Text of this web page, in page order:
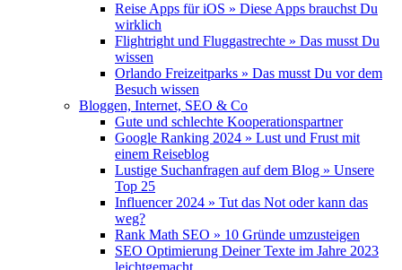
Reise Apps für iOS » Diese Apps brauchst Du
wirklich
Flightright und Fluggastrechte » Das musst Du
wissen
Orlando Freizeitparks » Das musst Du vor dem
Besuch wissen
Bloggen, Internet, SEO & Co
Gute und schlechte Kooperationspartner
Google Ranking 2024 » Lust und Frust mit
einem Reiseblog
Lustige Suchanfragen auf dem Blog » Unsere
Top 25
Influencer 2024 » Tut das Not oder kann das
weg?
Rank Math SEO » 10 Gründe umzusteigen
SEO Optimierung Deiner Texte im Jahre 2023
leichtgemacht